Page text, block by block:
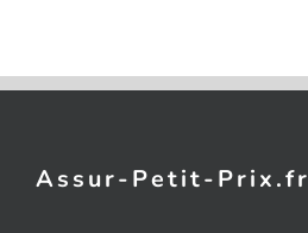
Assur-Petit-Prix.fr